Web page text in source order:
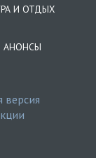
И ОТДЫХ
АНОНСЫ
версия